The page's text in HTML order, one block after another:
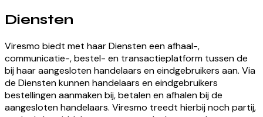
Diensten
Viresmo biedt met haar Diensten een afhaal-,
communicatie-, bestel- en transactieplatform tussen de
bij haar aangesloten handelaars en eindgebruikers aan. Via
de Diensten kunnen handelaars en eindgebruikers
bestellingen aanmaken bij, betalen en afhalen bij de
aangesloten handelaars. Viresmo treedt hierbij noch partij,